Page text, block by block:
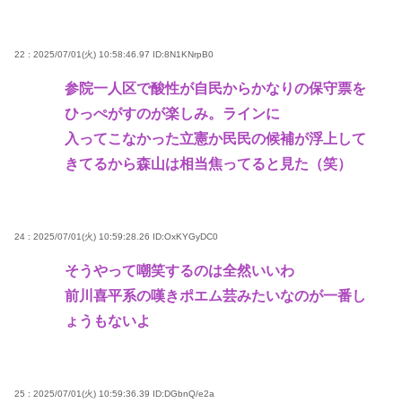
22 : 2025/07/01(火) 10:58:46.97 ID:8N1KNrpB0
参院一人区で酸性が自民からかなりの保守票を
ひっぺがすのが楽しみ。ラインに
入ってこなかった立憲か民民の候補が浮上して
きてるから森山は相当焦ってると見た（笑）
24 : 2025/07/01(火) 10:59:28.26 ID:OxKYGyDC0
そうやって嘲笑するのは全然いいわ
前川喜平系の嘆きポエム芸みたいなのが一番し
ょうもないよ
25 : 2025/07/01(火) 10:59:36.39 ID:DGbnQ/e2a